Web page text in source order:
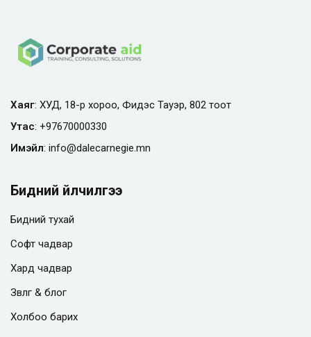
Хаяг: ХУД, 18-р хороо, Фидэс Тауэр, 802 тоот
Утас: +97670000330
Имэйл: info@dalecarnegie.mn
Бидний үйлчилгээ
Бидний тухай
Софт чадвар
Хард чадвар
Зөвлөгөө & блог
Холбоо барих